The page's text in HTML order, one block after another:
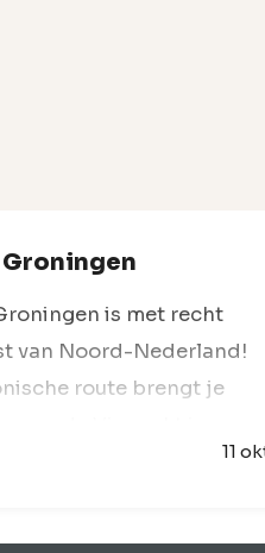
is met recht
van Noord-Nederland!
route brengt je
1987 wordt het
11